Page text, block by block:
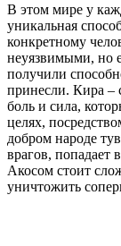
В этом мире у
уникальная
конкретному
неуязвимыми, но
получили
принесли. Кира –
боль и сила,
целях,
добром народе
врагов, попадает
Акосом стоит
уничтожить